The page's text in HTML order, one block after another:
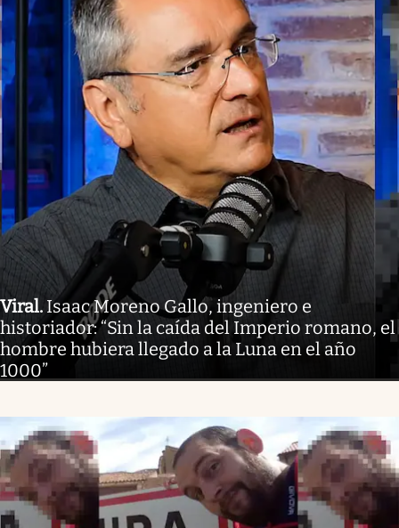
Viral. Isaac Moreno Gallo, ingeniero e
historiador: “Sin la caída del Imperio romano, el
hombre hubiera llegado a la Luna en el año
1000”